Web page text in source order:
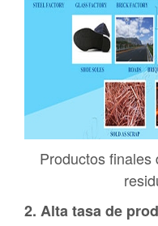
Productos
2. Alta tasa de